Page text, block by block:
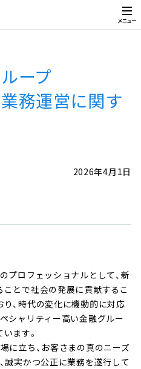
メ
ニ
ープ
務運営に関す
2026年4月1日
プロフェッショナルとして、新
とで社会の発展に貢献するこ
、時代の変化に機動的に対応
シャリティー高い金融グルー
ます。
に立ち、お客さまの真のニーズ
誠実かつ公正に業務を遂行して